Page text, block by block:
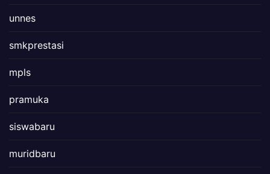
unnes
smkprestasi
mpls
pramuka
siswabaru
muridbaru